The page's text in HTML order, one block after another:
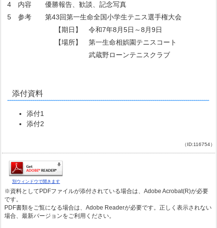
4 内容 優勝報告、歓談、記念写真
5 参考 第43回第一生命全国小学生テニス選手権大会
【期日】 令和7年8月5日～8月9日
【場所】 第一生命相娯園テニスコート
武蔵野ローンテニスクラブ
添付資料
添付1
添付2
（ID:116754）
別ウィンドウで開きます
※資料としてPDFファイルが添付されている場合は、Adobe Acrobat(R)が必要
です。
PDF書類をご覧になる場合は、Adobe Readerが必要です。正しく表示されない
場合、最新バージョンをご利用ください。